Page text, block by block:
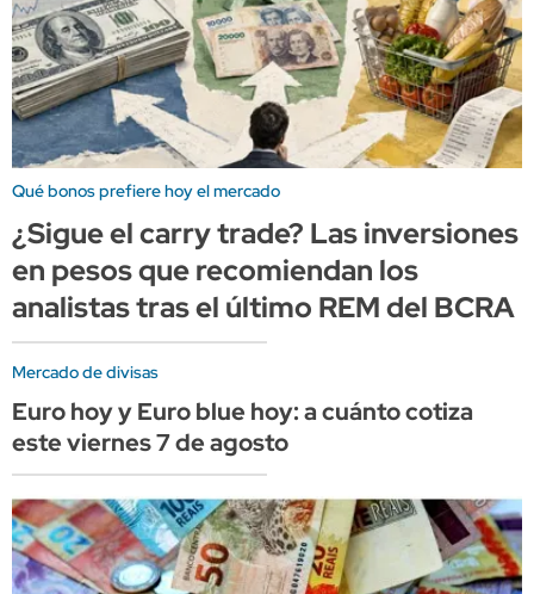
Qué bonos prefiere hoy el mercado
¿Sigue el carry trade? Las inversiones
en pesos que recomiendan los
analistas tras el último REM del BCRA
Mercado de divisas
Euro hoy y Euro blue hoy: a cuánto cotiza
este viernes 7 de agosto